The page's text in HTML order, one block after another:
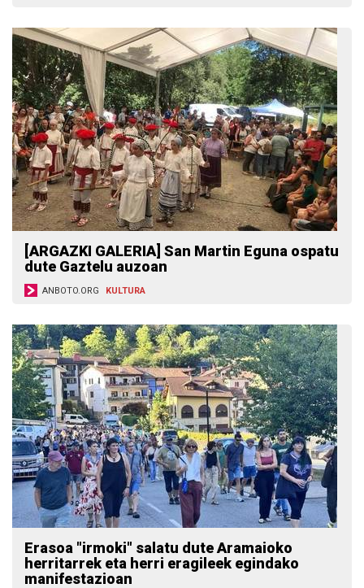
[ARGAZKI GALERIA] San Martin Eguna ospatu
dute Gaztelu auzoan
ANBOTO.ORG KULTURA
Erasoa "irmoki" salatu dute Aramaioko
herritarrek eta herri eragileek egindako
manifestazioan